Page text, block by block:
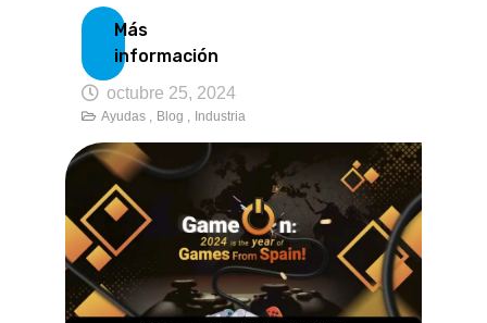
Más
información
octubre 25, 2024
Ayudas , Blog , Industria